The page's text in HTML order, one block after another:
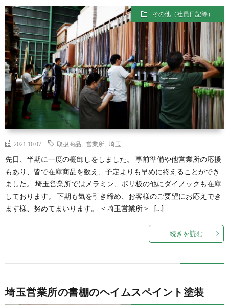
その他（社員日記等）
2021.10.07 取扱商品 営業所 埼玉
先日、半期に一度の棚卸しをしました。 事前準備や他営業所の応援
もあり、皆で在庫商品を数え、予定よりも早めに終えることができ
ました。 埼玉営業所ではメラミン、ポリ板の他にダイノックも在庫
しております。 下期も気を引き締め、お客様のご要望にお応えでき
ます様、努めてまいります。 ＜埼玉営業所＞ […]
続きを読む
埼玉営業所の書棚のヘイムスペイント塗装